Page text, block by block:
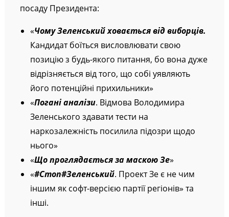
посаду Президента:
«Чому Зеленський ховається від виборців.
Кандидат боїться висловлювати свою
позицію з будь-якого питання, бо вона дуже
відрізняється від того, що собі уявляють
його потенційні прихильники»
«Погані аналізи. Відмова Володимира
Зеленського здавати тести на
наркозалежність посилила підозри щодо
нього»
«Що проглядається за маскою Зе»
«#Стоп#Зеленський. Проект Зе є не чим
іншим як софт-версією партії регіонів» та
інші.